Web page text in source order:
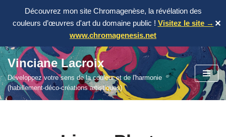
Découvrez mon site Chromagenèse, la révélation des
couleurs d’œuvres d'art du domaine public ! Visitez le site →
www.chromagenesis.net
✕
Aller
au
contenu
Vinciane Lacroix
Développez votre sens de la couleur et de l'harmonie
(habillement-déco-créations artistiques)